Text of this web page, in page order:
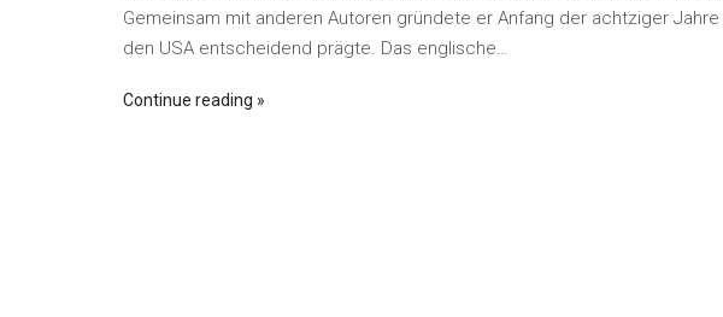
Gemeinsam mit anderen Autoren gründete er Anfang der achtziger
den USA entscheidend prägte. Das englische…
Continue reading